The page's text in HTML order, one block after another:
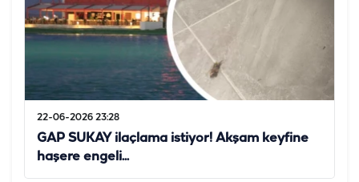
22-06-2026 23:28
GAP SUKAY ilaçlama istiyor! Akşam keyfine
haşere engeli...